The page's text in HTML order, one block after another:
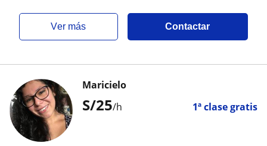
ver más Contactar
S/25/h 1ª clase gratis
Maricielo